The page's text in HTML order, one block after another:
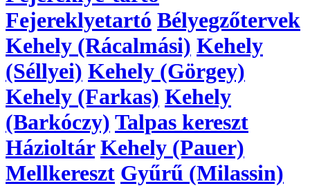
Fejereklyetartó Bélyegzőtervek
Kehely (Rácalmási) Kehely
(Séllyei) Kehely (Görgey)
Kehely (Farkas) Kehely
(Barkóczy) Talpas kereszt
Házioltár Kehely (Pauer)
Mellkereszt Gyűrű (Milassin)